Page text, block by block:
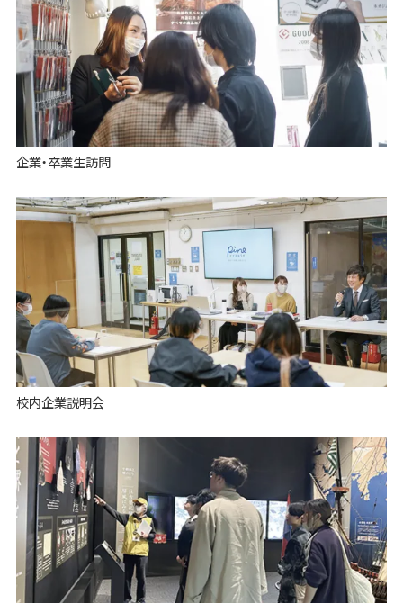
企業・卒業生訪問
校内企業説明会